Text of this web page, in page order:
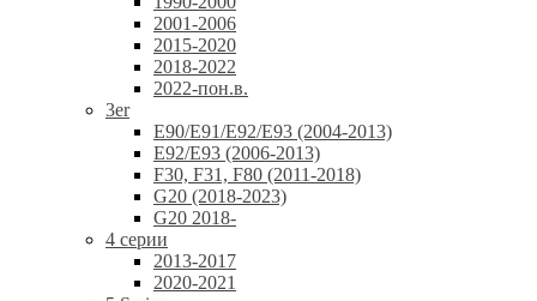
2001-2006
2015-2020
2018-2022
2022-пон.в.
3er
E90/E91/E92/E93 (2004-2013)
E92/E93 (2006-2013)
F30, F31, F80 (2011-2018)
G20 (2018-2023)
G20 2018-
4 серии
2013-2017
2020-2021